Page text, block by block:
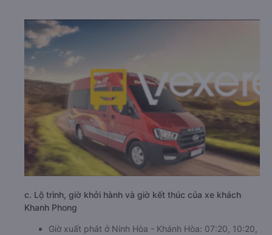
c. Lộ trình, giờ khởi hành và giờ kết thúc của xe khách
Khanh Phong
Giờ xuất phát ở Ninh Hòa - Khánh Hòa: 07:20, 10:20,